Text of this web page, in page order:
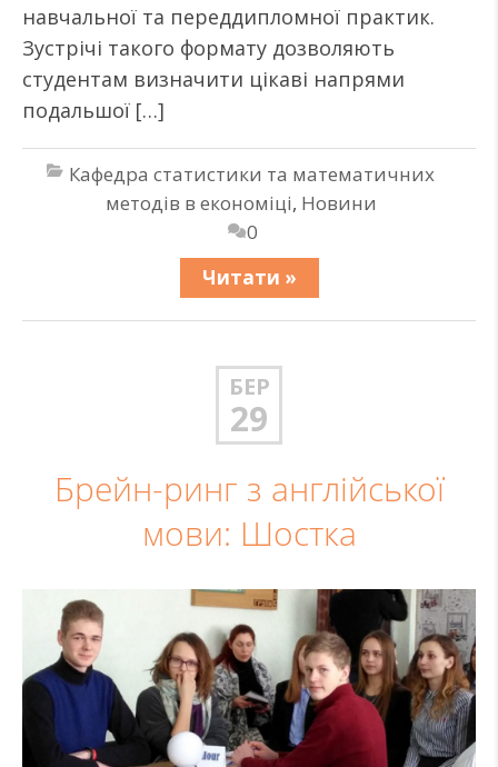
навчальної та переддипломної практик.
Зустрічі такого формату дозволяють
студентам визначити цікаві напрями
подальшої […]
Кафедра статистики та математичних
методів в економіці, Новини
0
Читати »
БЕР
29
Брейн-ринг з англійської
мови: Шостка